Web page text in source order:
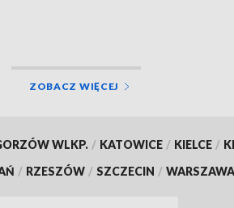
ZOBACZ WIĘCEJ
WLKP. / KATOWICE / KIELCE /
/ RZESZÓW / SZCZECIN / WARSZAWA